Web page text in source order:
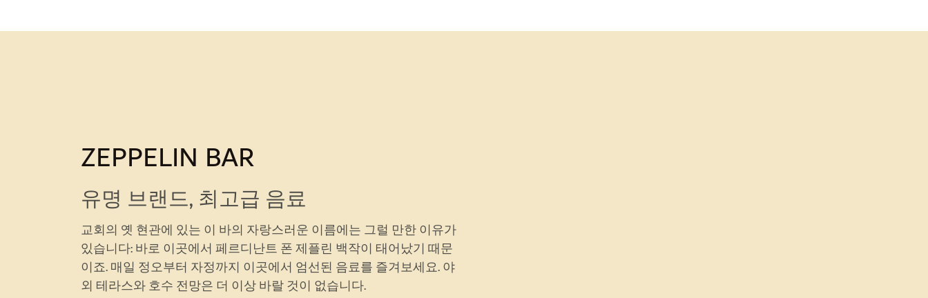
ZEPPELIN BAR
유명 브랜드, 최고급 음료
교회의 옛 현관에 있는 이 바의 자랑스러운 이름에는 그럴 만한 이유가
있습니다: 바로 이곳에서 페르디난트 폰 제플린 백작이 태어났기 때문
이죠. 매일 정오부터 자정까지 이곳에서 엄선된 음료를 즐겨보세요. 야
외 테라스와 호수 전망은 더 이상 바랄 것이 없습니다.